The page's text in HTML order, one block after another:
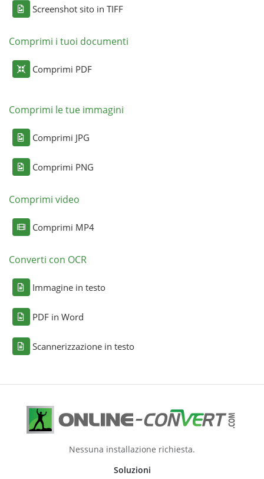
Screenshot sito in TIFF
Comprimi i tuoi documenti
Comprimi PDF
Comprimi le tue immagini
Comprimi JPG
Comprimi PNG
Comprimi video
Comprimi MP4
Converti con OCR
Immagine in testo
PDF in Word
Scannerizzazione in testo
Nessuna installazione richiesta.
Soluzioni